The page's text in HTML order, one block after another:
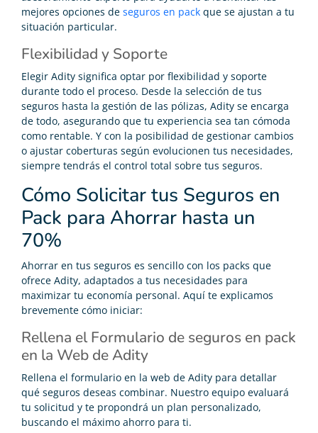
mejores opciones de seguros en pack que se ajustan a tu
situación particular.
Flexibilidad y Soporte
Elegir Adity significa optar por flexibilidad y soporte
durante todo el proceso. Desde la selección de tus
seguros hasta la gestión de las pólizas, Adity se encarga
de todo, asegurando que tu experiencia sea tan cómoda
como rentable. Y con la posibilidad de gestionar cambios
o ajustar coberturas según evolucionen tus necesidades,
siempre tendrás el control total sobre tus seguros.
Cómo Solicitar tus Seguros en
Pack para Ahorrar hasta un
70%
Ahorrar en tus seguros es sencillo con los packs que
ofrece Adity, adaptados a tus necesidades para
maximizar tu economía personal. Aquí te explicamos
brevemente cómo iniciar:
Rellena el Formulario de seguros en pack
en la Web de Adity
Rellena el formulario en la web de Adity para detallar
qué seguros deseas combinar. Nuestro equipo evaluará
tu solicitud y te propondrá un plan personalizado,
buscando el máximo ahorro para ti.